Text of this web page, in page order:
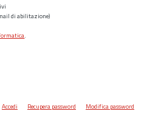
di abilitazione)
.
Accedi Recupera password Modifica password